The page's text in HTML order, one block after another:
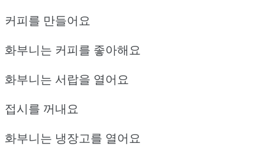
커피를 만들어요
화부니는 커피를 좋아해요
화부니는 서랍을 열어요
접시를 꺼내요
화부니는 냉장고를 열어요